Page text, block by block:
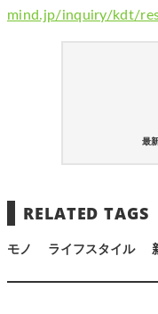
mind.jp/inquiry/kdt/
最
RELATED TAGS
モノ ライフスタイル